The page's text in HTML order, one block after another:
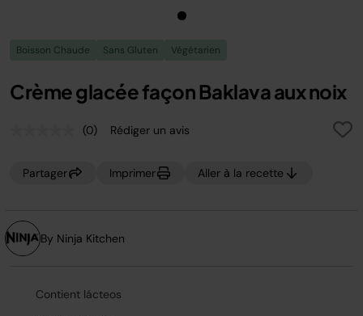
Boisson Chaude Sans Gluten Végétarien
Crème glacée façon Baklava aux noix
Aucune
notation.
page.
(0) Rédiger un avis
Partager Imprimer Aller à la recette
By Ninja Kitchen
Contient lácteos